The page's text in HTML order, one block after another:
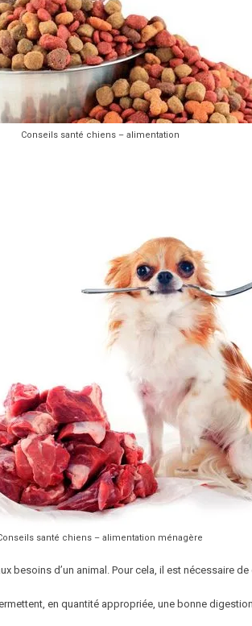
Conseils santé chiens – alimentation
santé chiens – alimentation ménagère
d’un animal. Pour cela, il est nécessaire
en quantité appropriée, une bonne